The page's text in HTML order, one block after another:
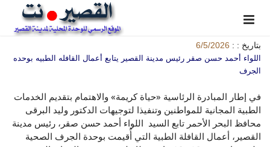
بتاريخ : : 6/5/2026
اللواء أحمد حسن صقر رئيس مدينة القصير يتابع أعمال القافله الطبيه بوحده
الجرف